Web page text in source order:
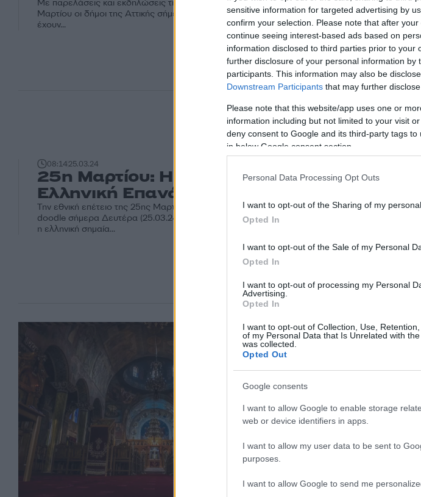
sensitive information for targeted advertising by
confirm your selection. Please note that after
continue seeing interest-based ads based on
information disclosed to third parties prior to
further disclosure of your personal information by
participants. This information may also be
Downstream Participants that may further
Please note that this website/app uses one or
information including but not limited to your visit
deny consent to Google and its third-party tags
in below Google consent section.
Personal Data Processing Opt Outs
I want to opt-out of the Sharing of my personal
Opted In
I want to opt-out of the Sale of my Personal
Opted In
I want to opt-out of processing my Personal
Advertising.
Opted In
I want to opt-out of Collection, Use,
of my Personal Data that Is Unrelated with
was collected.
Opted Out
Google consents
I want to allow Google to enable storage
web or device identifiers in apps.
I want to allow my user data to be sent to
purposes.
I want to allow Google to send me
Με παρελάσεις και εκδηλώσεις τιμούν την εθνική επέτειο της 25ης
Μαρτίου οι δήμοι της Αττικής σήμερα Δευτέρα (25.03.24). Οι πόλεις ήδη
έχουν...
08:1425.03.24
25η Μαρτίου: Η Google τιμά την
Ελληνική Επανάσταση
Την εθνική επέτειο της 25ης Μαρτίου τιμά η Google με ένα ιδιαίτερο
doodle σήμερα Δευτέρα (25.03.24). Στο doodle της Google απεικονίζεται
η ελληνική σημαία...